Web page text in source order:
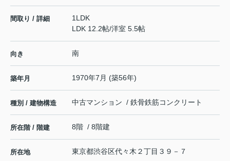
間取り / 詳細
1LDK
LDK 12.2帖/洋室 5.5帖
向き 南
築年月 1970年7月 (築56年)
種別 / 建物構造 中古マンション / 鉄骨鉄筋コンクリート
所在階 / 階建 8階 / 8階建
所在地 東京都渋谷区代々木 ２丁目３９－７